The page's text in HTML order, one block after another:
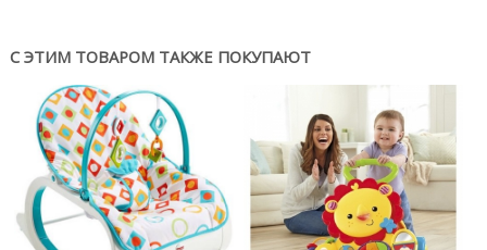
С ЭТИМ ТОВАРОМ ТАКЖЕ ПОКУПАЮТ